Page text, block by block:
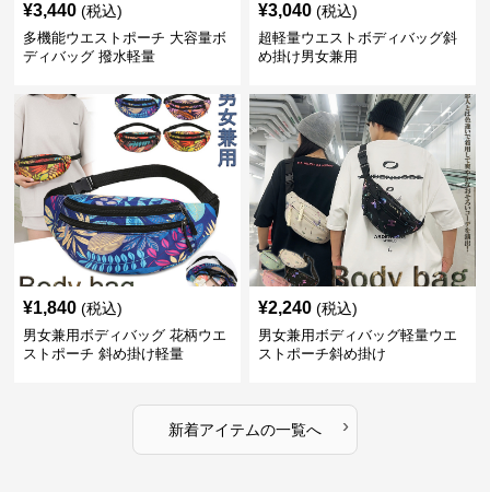
¥3,440 (税込)
多機能ウエストポーチ 大容量ボ
ディバッグ 撥水軽量
¥3,040 (税込)
超軽量ウエストボディバッグ斜
め掛け男女兼用
¥1,840 (税込)
男女兼用ボディバッグ 花柄ウエ
ストポーチ 斜め掛け軽量
¥2,240 (税込)
男女兼用ボディバッグ軽量ウエ
ストポーチ斜め掛け
新着アイテムの一覧へ ›